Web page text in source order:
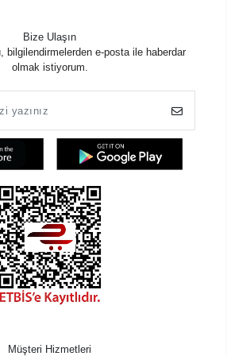
Bize Ulaşın
bilgilendirmelerden e-posta ile haberdar
olmak istiyorum.
Müşteri Hizmetleri